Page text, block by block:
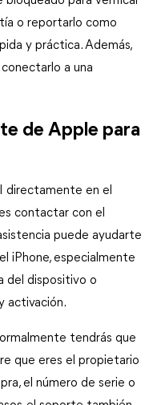
o reportarlo como
y práctica. Además,
a una
de Apple para
directamente en el
contactar con el
puede ayudarte
iPhone, especialmente
del dispositivo o
activación.
tendrás que
que eres el propietario
el número de serie o